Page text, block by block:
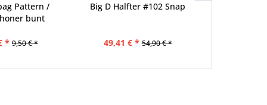
Pattern /
bunt
* 9,50 € *
Big D Halfter #102 Snap
49,41 € * 54,90 € *